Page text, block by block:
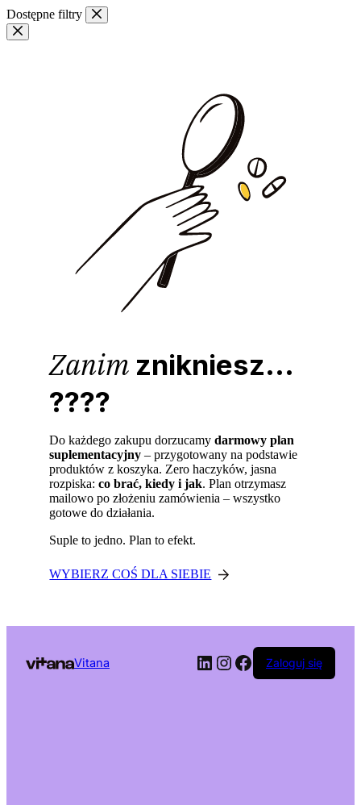
Przejdź
do
treści
Dostępne filtry
Zanim znikniesz...
????
Do każdego zakupu dorzucamydarmowy plan
suplementacyjny – przygotowany na podstawie
produktów z koszyka. Zero haczyków, jasna
rozpiska:co brać, kiedy i jak. Plan otrzymasz
mailowo po złożeniu zamówienia – wszystko
gotowe do działania.
Suple to jedno. Plan to efekt.
WYBIERZ COŚ DLA SIEBIE
Vitana LinkedIn
Instagram
Facebook
Zaloguj się